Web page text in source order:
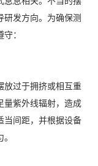
发方向。为确保测
：
放过于拥挤或相互重
量紫外线辐射，造成
当间距，并根据设备